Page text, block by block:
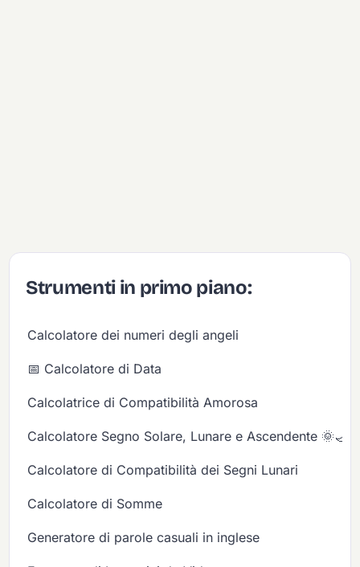
Strumenti in primo piano:
Calcolatore dei numeri degli angeli
📅 Calcolatore di Data
Calcolatrice di Compatibilità Amorosa
Calcolatore Segno Solare, Lunare e Ascendente 🌞🌙✨
Calcolatore di Compatibilità dei Segni Lunari
Calcolatore di Somme
Generatore di parole casuali in inglese